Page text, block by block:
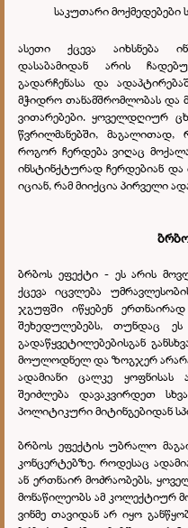
საკუთარი მოქმედებები
ასეთი ქცევა აიხსნება
დასაბამიდან არის
გადარჩენასა და
მჭიდრო თანამშრომლობას და
ვითარებები. ყოველდღიურ
წვრილმანებში, მაგალითად,
როგორ ჩერდება ვიღაც
ინსტინქტურად ჩერდებიან და
იციან, რამ მიიქცია პირველი
ბრბოს ეფექტი - ეს არის
ქცევა იცვლება
ჯგუფში იწყებენ
შეხედულებებს, თუნდაც
გადაწყვეტილებებისგან
მოულოდნელ და ზოგჯერ
ადამიანი ცალკე
შეიძლება დავაკვირდეთ
პოლიტიკური მიტინგებიდან
ბრბოს ეფექტის უბრალო
კონცერტებზე. როდესაც
ან ერთნაირ მოძრაობებს,
მონაწილეობს ამ კოლექტიურ
ვინმე თავიდან არ იყო